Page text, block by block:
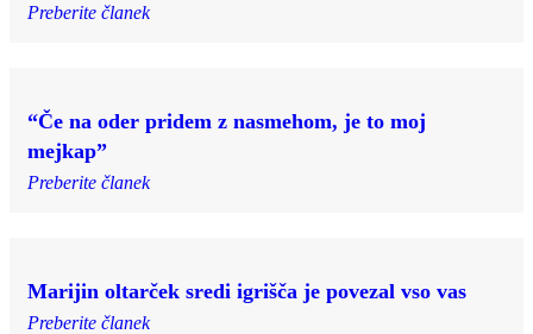
Preberite članek
“Če na oder pridem z nasmehom, je to moj
mejkap”
Preberite članek
Marijin oltarček sredi igrišča je povezal vso vas
Preberite članek